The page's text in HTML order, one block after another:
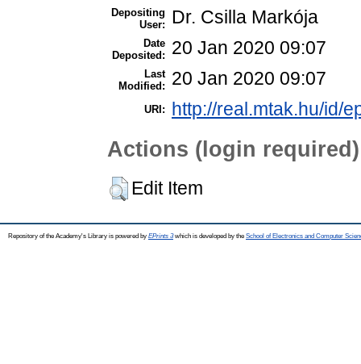
Depositing
User:
Dr. Csilla Markója
Date
Deposited:
20 Jan 2020 09:07
Last
Modified:
20 Jan 2020 09:07
URI: http://real.mtak.hu/id/
Actions (login required)
Edit Item
Repository of the Academy's Library is powered by EPrints 3which is developed by the School of Electronics and Computer